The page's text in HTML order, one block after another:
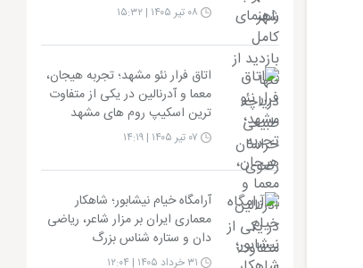
اتاق فرار نئو مشهد؛ تجربه هیجان،
معما و آدرنالین در یکی از متفاوت
ترین اسکیپ روم های مشهد
آرامگاه خیام نیشابور؛ شاهکار
معماری ایران بر مزار شاعر، ریاضی
دان و ستاره شناس بزرگ